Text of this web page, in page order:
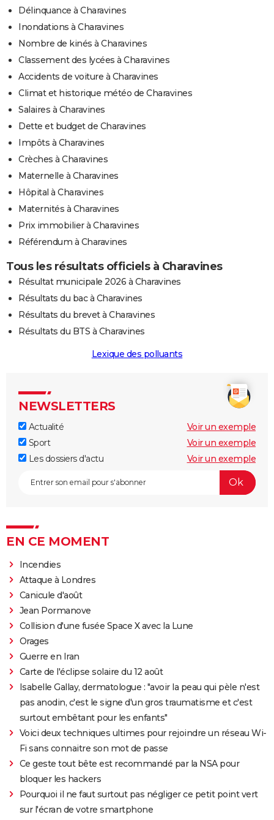
Délinquance à Charavines
Inondations à Charavines
Nombre de kinés à Charavines
Classement des lycées à Charavines
Accidents de voiture à Charavines
Climat et historique météo de Charavines
Salaires à Charavines
Dette et budget de Charavines
Impôts à Charavines
Crèches à Charavines
Maternelle à Charavines
Hôpital à Charavines
Maternités à Charavines
Prix immobilier à Charavines
Référendum à Charavines
Tous les résultats officiels à Charavines
Résultat municipale 2026 à Charavines
Résultats du bac à Charavines
Résultats du brevet à Charavines
Résultats du BTS à Charavines
Lexique des polluants
NEWSLETTERS
Actualité
Voir un exemple
Sport
Voir un exemple
Les dossiers d'actu
Voir un exemple
EN CE MOMENT
Incendies
Attaque à Londres
Canicule d'août
Jean Pormanove
Collision d'une fusée Space X avec la Lune
Orages
Guerre en Iran
Carte de l'éclipse solaire du 12 août
Isabelle Gallay, dermatologue : "avoir la peau qui pèle n'est
pas anodin, c'est le signe d'un gros traumatisme et c'est
surtout embêtant pour les enfants"
Voici deux techniques ultimes pour rejoindre un réseau Wi-
Fi sans connaitre son mot de passe
Ce geste tout bête est recommandé par la NSA pour
bloquer les hackers
Pourquoi il ne faut surtout pas négliger ce petit point vert
sur l'écran de votre smartphone